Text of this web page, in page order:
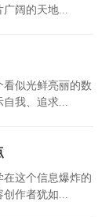
阔的天地...
似光鲜亮丽的数
我、追求...
这个信息爆炸的
作者犹如...